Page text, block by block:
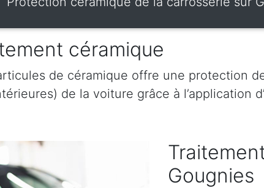
céramique
de céramique offre une protection
de la voiture grâce à l’application
Gougnies